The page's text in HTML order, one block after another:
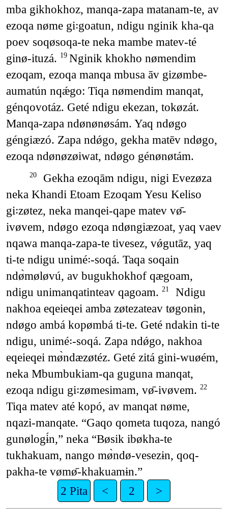
mba gikhokhoz, manqa-zapa matanam-te, av
ezoqa nøme gi꞉goatun, ndigu nginik kha-qa
poev soqøsoqa-te neka mambe matev-té
ginø-ituzá. 19 Nginik khokho nømendim
ezoqam, ezoqa manqa mbusa āv gizømbe-
aumatún nqǽgo: Tiqa nømendim manqat,
génqovotáz. Geté ndigu ekezan, tokøzát.
Manqa-zapa ndønønøsám. Yaq ndøgo
géngiæzó. Zapa ndǿgo, gekha matēv ndøgo,
ezoqa ndønøzøiwat, ndøgo génønøtám.
20
Gekha ezoqām ndigu, nigi Evezøza
neka Khandi Etoam Ezoqam Yesu Keliso
gi꞉zøtez, neka manqei-qape matev vø̄-
ivøvem, ndøgo ezoqa ndøngiæzoat, yaq vaev
nqawa manqa-zapa-te tivesez, vǿgutāz, yaq
ti-te ndigu unimé꞉-soqá. Taqa soqain
ndø̀møløvú, av bugukhokhof qægoam,
ndigu unimanqatinteav qagoam. 21
Ndigu
nakhoa eqeieqei amba zøtezateav tøgonɨn,
ndøgo ambá kopømbá ti-te. Geté ndakin ti-te
ndigu, unimé꞉-soqá. Zapa ndǿgo, nakhoa
eqeieqei mø̀ndæzøtéz. Geté zitá gini-wuøém,
neka Mbumbukiam-qa guguna manqat,
ezoqa ndigu gi꞉zømesimam, vø̄-ivøvem. 22
Tiqa matev até kopó, av manqat nøme,
nqazi-manqate. “Gaqo qometa tuqoza, nangó
gunølogɨ́n,” neka “Bøsik ibøkha-te
tukhakuam, nango mø̀ndø-vesezɨn, qoq-
pakha-te vømø̄-khakuamɨn.”
2 Pita
< 2 >